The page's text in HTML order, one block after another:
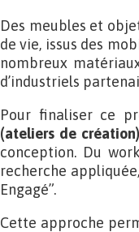
Des meubles et
de vie, issus des
nombreux
d’industriels
Pour finaliser ce
(ateliers de
conception. Du
recherche
Engagé”.
Cette approche